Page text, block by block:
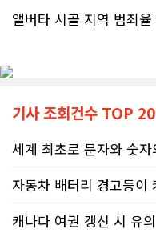
기사 조회건수 TOP 20